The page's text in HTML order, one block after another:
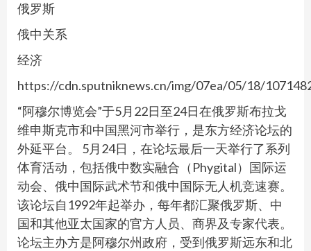
俄罗斯
俄中关系
经济
https://cdn.sputniknews.cn/img/07ea/05/18/
“阿穆尔博览会”于5月22日至24日在俄罗斯布拉戈
维申斯克市和中国黑河市举行，是东方经济论坛的
外延平台。 5月24日，在论坛最后一天举行了系列
体育活动，包括俄中数实融合（Phygital）国际运
动会、俄中国际武术节和俄中国际无人机竞速赛。
该论坛自1992年起举办，每年都汇聚俄罗斯、中
国和其他亚太国家的官方人员、商界及专家代表。
论坛主办方是阿穆尔州政府，受到俄罗斯远东和北